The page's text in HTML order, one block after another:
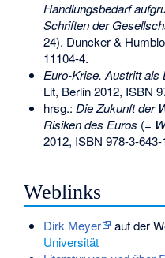
Handlungsbedarf
Schriften der
24). Duncker &
11104-4.
Euro-Krise. Austritt als
Lit, Berlin 2012, ISBN
hrsg.: Die Zukunft der
Risiken des Euros (=
2012, ISBN 978-3-
Weblinks
Dirk Meyer auf der
Universität